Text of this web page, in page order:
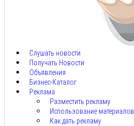
Слушать новости
Получать Новости
Объявления
Бизнес-Каталог
Реклама
Разместить рекламу
Использование материалов
Как дать рекламу